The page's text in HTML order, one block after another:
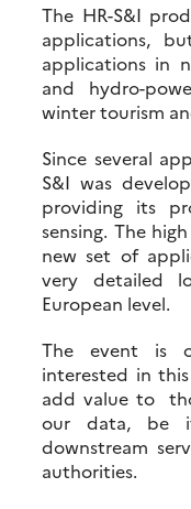
The HR-S&I
applications,
applications in
and hydro-
winter tourism
Since several
S&I was
providing its
sensing. The
new set of
very detailed
European level.
The event is
interested in
add value to
our data, be
downstream
authorities.